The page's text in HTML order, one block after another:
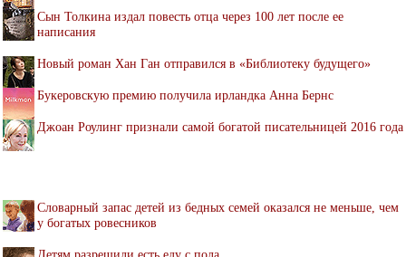
Сын Толкина издал повесть отца через 100 лет после ее
написания
Новый роман Хан Ган отправился в «Библиотеку будущего»
Букеровскую премию получила ирландка Анна Бернс
Джоан Роулинг признали самой богатой писательницей 2016 года
Словарный запас детей из бедных семей оказался не меньше, чем
у богатых ровесников
Детям разрешили есть еду с пола